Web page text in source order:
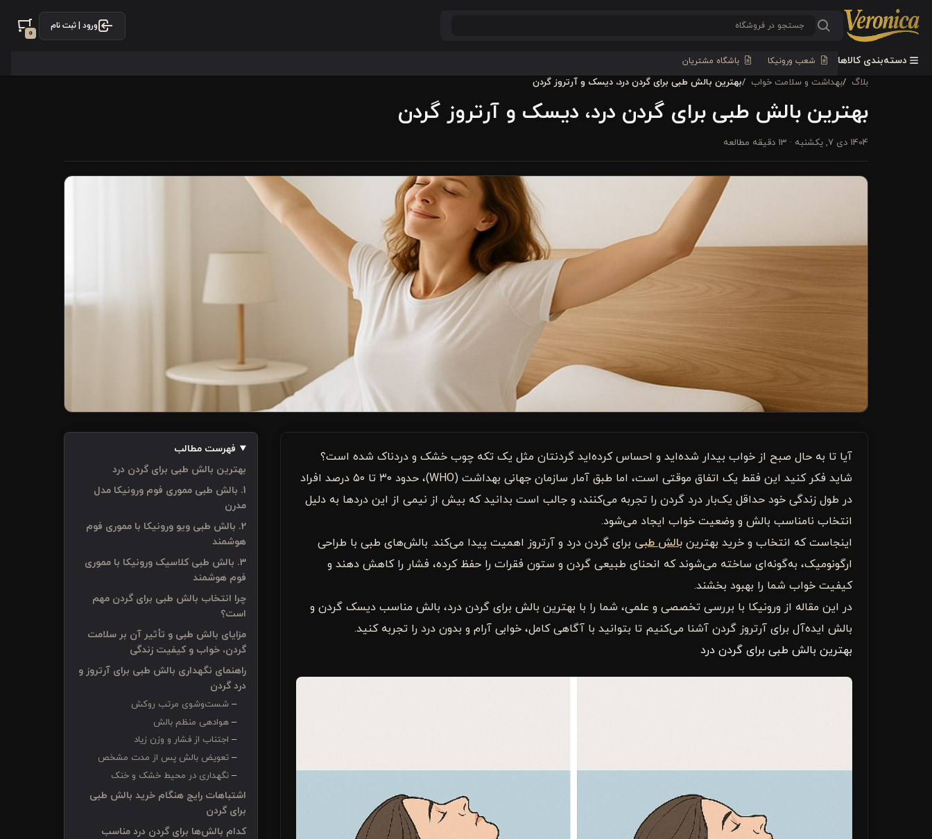
ورود | ثبت نام
0
دسته‌بندی کالاها شعب ورونیکا باشگاه مشتریان
بلاگ بهداشت و سلامت خواب بهترین بالش طبی برای گردن درد، دیسک و آرتروز گردن
بهترین بالش طبی برای گردن درد، دیسک و آرتروز گردن
1404 دی 7, یکشنبه · 13 دقیقه مطالعه
آیا تا به حال صبح از خواب بیدار شده‌اید و احساس کرده‌اید گردنتان مثل یک تکه چوب خشک و دردناک شده است؟
شاید فکر کنید این فقط یک اتفاق موقتی است، اما طبق آمار سازمان جهانی بهداشت (WHO)، حدود ۳۰ تا ۵۰ درصد افراد
در طول زندگی خود حداقل یک‌بار درد گردن را تجربه می‌کنند، و جالب است بدانید که بیش از نیمی از این دردها به دلیل
انتخاب نامناسب بالش و وضعیت خواب ایجاد می‌شود.
اینجاست که انتخاب و خرید بهترین بالش طبی برای گردن درد و آرتروز اهمیت پیدا می‌کند. بالش‌های طبی با طراحی
ارگونومیک، به‌گونه‌ای ساخته می‌شوند که انحنای طبیعی گردن و ستون فقرات را حفظ کرده، فشار را کاهش دهند و
کیفیت خواب شما را بهبود بخشند.
در این مقاله از ورونیکا با بررسی تخصصی و علمی، شما را با بهترین بالش برای گردن درد، بالش مناسب دیسک گردن و
بالش ایده‌آل برای آرتروز گردن آشنا می‌کنیم تا بتوانید با آگاهی کامل، خوابی آرام و بدون درد را تجربه کنید.
بهترین بالش طبی برای گردن درد
فهرست مطالب
بهترین بالش طبی برای گردن درد
1. بالش طبی مموری فوم ورونیکا مدل
مدرن
2. بالش طبی ویو ورونیکا با مموری فوم
هوشمند
3. بالش طبی کلاسیک ورونیکا با مموری
فوم هوشمند
چرا انتخاب بالش طبی برای گردن مهم
است؟
مزایای بالش طبی و تأثیر آن بر سلامت
گردن، خواب و کیفیت زندگی
راهنمای نگهداری بالش طبی برای آرتروز و
درد گردن
شست‌وشوی مرتب روکش
هوادهی منظم بالش
اجتناب از فشار و وزن زیاد
تعویض بالش پس از مدت مشخص
نگهداری در محیط خشک و خنک
اشتباهات رایج هنگام خرید بالش طبی
برای گردن
کدام بالش‌ها برای گردن درد مناسب